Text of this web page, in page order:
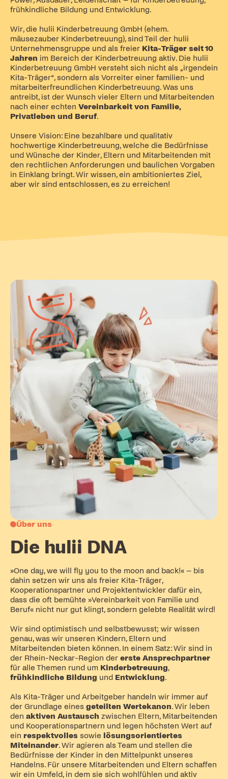
frühkindliche Bildung und Entwicklung.
Wir, die hulii Kinderbetreuung GmbH (ehem.
mäusezauber Kinderbetreuung), sind Teil der hulii
Unternehmensgruppe und als freier Kita-Träger seit 10
Jahren im Bereich der Kinderbetreuung aktiv. Die hulii
Kinderbetreuung GmbH versteht sich nicht als „irgendein
Kita-Träger“, sondern als Vorreiter einer familien- und
mitarbeiterfreundlichen Kinderbetreuung. Was uns
antreibt, ist der Wunsch vieler Eltern und Mitarbeitenden
nach einer echten Vereinbarkeit von Familie,
Privatleben und Beruf.
Unsere Vision: Eine bezahlbare und qualitativ
hochwertige Kinderbetreuung, welche die Bedürfnisse
und Wünsche der Kinder, Eltern und Mitarbeitenden mit
den rechtlichen Anforderungen und baulichen Vorgaben
in Einklang bringt. Wir wissen, ein ambitioniertes Ziel,
aber wir sind entschlossen, es zu erreichen!
Über uns
Die hulii DNA
»One day, we will fly you to the moon and back!« – bis
dahin setzen wir uns als freier Kita-Träger,
Kooperationspartner und Projektentwickler dafür ein,
dass die oft bemühte »Vereinbarkeit von Familie und
Beruf« nicht nur gut klingt, sondern gelebte Realität wird!
Wir sind optimistisch und selbstbewusst; wir wissen
genau, was wir unseren Kindern, Eltern und
Mitarbeitenden bieten können. In einem Satz: Wir sind in
der Rhein-Neckar-Region der erste Ansprechpartner
für alle Themen rund um Kinderbetreuung,
frühkindliche Bildung und Entwicklung.
Als Kita-Träger und Arbeitgeber handeln wir immer auf
der Grundlage eines geteilten Wertekanon. Wir leben
den aktiven Austausch zwischen Eltern, Mitarbeitenden
und Kooperationspartnern und legen höchsten Wert auf
ein respektvollessowie
lösungsorientiertes
Miteinander. Wir agieren als Team und stellen die
Bedürfnisse der Kinder in den Mittelpunkt unseres
Handelns. Für unsere Mitarbeitenden und Eltern schaffen
wir ein Umfeld, in dem sie sich wohlfühlen und aktiv